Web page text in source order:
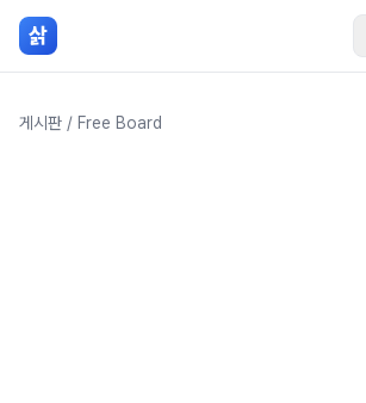
본문 바로가기
삵
게시판 / Free Board